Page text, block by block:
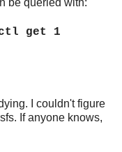
get 1
I couldn't figure
If anyone knows,